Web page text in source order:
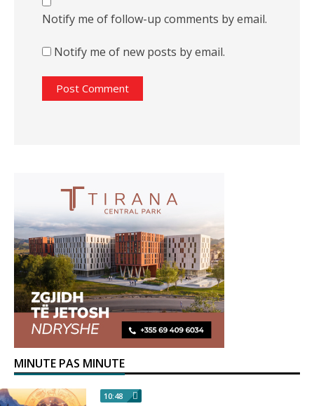
Notify me of follow-up comments by email.
Notify me of new posts by email.
MINUTE PAS MINUTE
10:48